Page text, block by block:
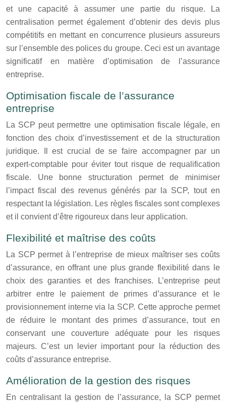
et une capacité à assumer une partie du risque. La
centralisation permet également d’obtenir des devis plus
compétitifs en mettant en concurrence plusieurs assureurs
sur l’ensemble des polices du groupe. Ceci est un avantage
significatif en matière d’optimisation de l’assurance
entreprise.
Optimisation fiscale de l’assurance
entreprise
La SCP peut permettre une optimisation fiscale légale, en
fonction des choix d’investissement et de la structuration
juridique. Il est crucial de se faire accompagner par un
expert-comptable pour éviter tout risque de requalification
fiscale. Une bonne structuration permet de minimiser
l’impact fiscal des revenus générés par la SCP, tout en
respectant la législation. Les règles fiscales sont complexes
et il convient d’être rigoureux dans leur application.
Flexibilité et maîtrise des coûts
La SCP permet à l’entreprise de mieux maîtriser ses coûts
d’assurance, en offrant une plus grande flexibilité dans le
choix des garanties et des franchises. L’entreprise peut
arbitrer entre le paiement de primes d’assurance et le
provisionnement interne via la SCP. Cette approche permet
de réduire le montant des primes d’assurance, tout en
conservant une couverture adéquate pour les risques
majeurs. C’est un levier important pour la réduction des
coûts d’assurance entreprise.
Amélioration de la gestion des risques
En centralisant la gestion de l’assurance, la SCP permet